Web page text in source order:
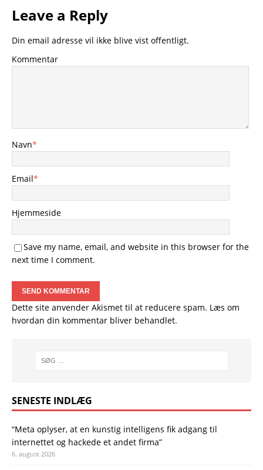
Leave a Reply
Din email adresse vil ikke blive vist offentligt.
Kommentar
Navn*
Email*
Hjemmeside
Save my name, email, and website in this browser for the
next time I comment.
Dette site anvender Akismet til at reducere spam. Læs om
hvordan din kommentar bliver behandlet.
SENESTE INDLÆG
“Meta oplyser, at en kunstig intelligens fik adgang til
internettet og hackede et andet firma”
6. august 2026